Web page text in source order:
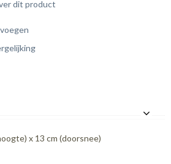
dit product
x 13 cm (doorsnee)